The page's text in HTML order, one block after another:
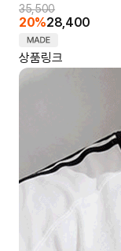
35,500
20%28,400
상품링크